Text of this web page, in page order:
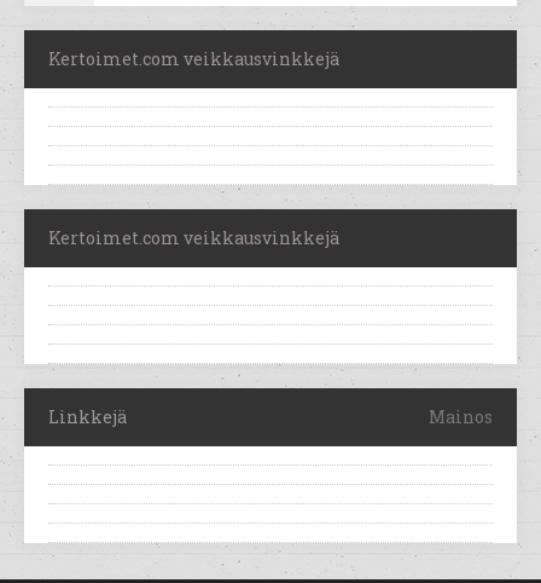
Kertoimet.com veikkausvinkkejä
Kertoimet.com veikkausvinkkejä
Linkkejä Mainos